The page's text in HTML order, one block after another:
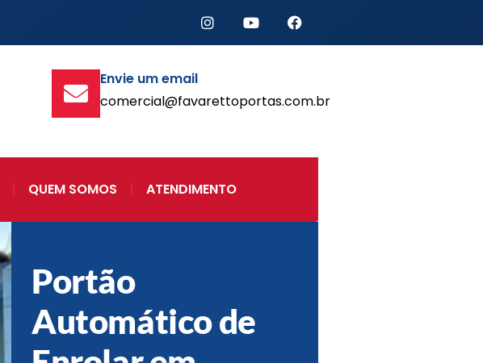
Envie um email
comercial@favarettoportas.com.br
QUEM SOMOS ATENDIMENTO
Portão
Automático de